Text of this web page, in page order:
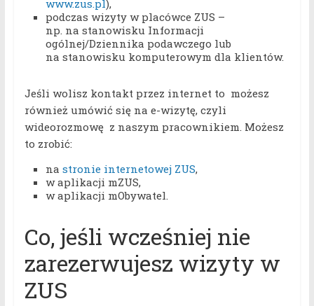
www.zus.pl),
podczas wizyty w placówce ZUS –
np. na stanowisku Informacji
ogólnej/Dziennika podawczego lub
na stanowisku komputerowym dla klientów.
Jeśli wolisz kontakt przez internet to możesz
również umówić się na e-wizytę, czyli
wideorozmowę z naszym pracownikiem. Możesz
to zrobić:
na stronie internetowej ZUS,
w aplikacji mZUS,
w aplikacji mObywatel.
Co, jeśli wcześniej nie
zarezerwujesz wizyty w
ZUS